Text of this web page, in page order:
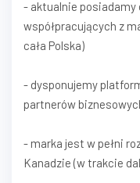
- aktualnie posiadamy
współpracujących z
cała Polska)
- dysponujemy
partnerów
- marka jest w pełni
Kanadzie (w trakcie